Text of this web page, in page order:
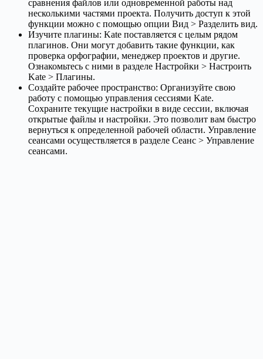
сравнения файлов или одновременной работы над
несколькими частями проекта. Получить доступ к этой
функции можно с помощью опции Вид > Разделить вид.
Изучите плагины: Kate поставляется с целым рядом
плагинов. Они могут добавить такие функции, как
проверка орфографии, менеджер проектов и другие.
Ознакомьтесь с ними в разделе Настройки > Настроить
Kate > Плагины.
Создайте рабочее пространство: Организуйте свою
работу с помощью управления сессиями Kate.
Сохраните текущие настройки в виде сессии, включая
открытые файлы и настройки. Это позволит вам быстро
вернуться к определенной рабочей области. Управление
сеансами осуществляется в разделе Сеанс > Управление
сеансами.